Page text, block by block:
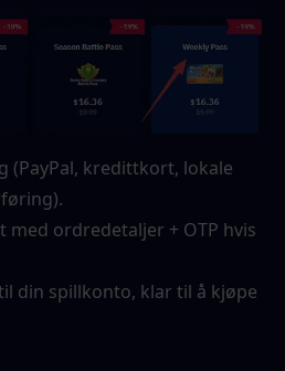
(PayPal, kredittkort, lokale
med ordredetaljer + OTP hvis
din spillkonto, klar til å kjøpe